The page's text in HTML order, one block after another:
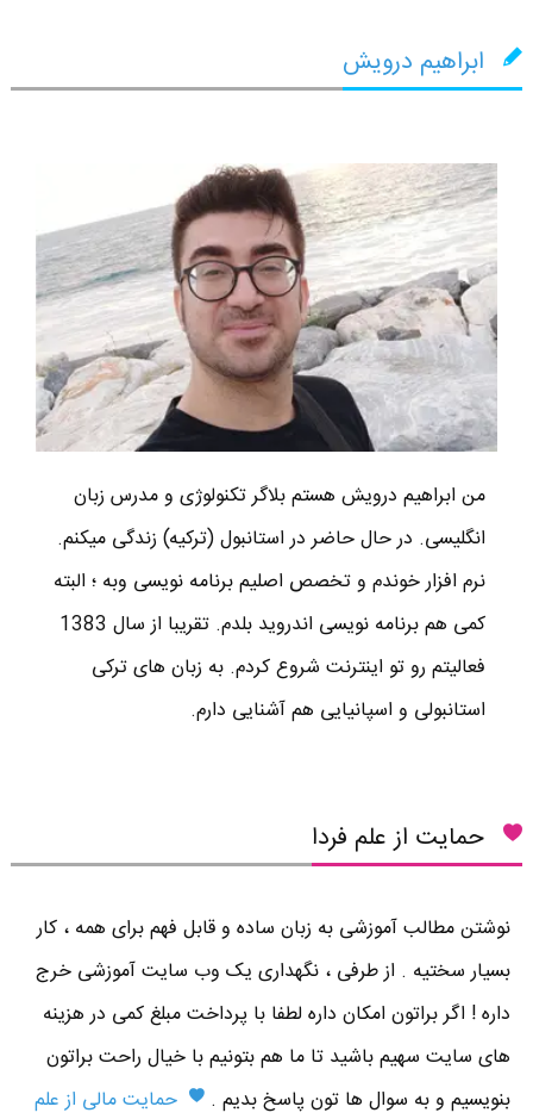
ابراهیم درویش
من ابراهیم درویش هستم بلاگر تکنولوژی و مدرس زبان
انگلیسی. در حال حاضر در استانبول (ترکیه) زندگی میکنم.
نرم افزار خوندم و تخصص اصلیم برنامه نویسی وبه ؛ البته
کمی هم برنامه نویسی اندروید بلدم. تقریبا از سال 1383
فعالیتم رو تو اینترنت شروع کردم. به زبان های ترکی
استانبولی و اسپانیایی هم آشنایی دارم.
حمایت از علم فردا
نوشتن مطالب آموزشی به زبان ساده و قابل فهم برای همه ، کار
بسیار سختیه . از طرفی ، نگهداری یک وب سایت آموزشی خرج
داره ! اگر براتون امکان داره لطفا با پرداخت مبلغ کمی در هزینه
های سایت سهیم باشید تا ما هم بتونیم با خیال راحت براتون
بنویسیم و به سوال ها تون پاسخ بدیم .
حمایت مالی از علم